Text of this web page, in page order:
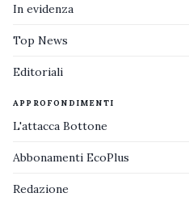
In evidenza
Top News
Editoriali
APPROFONDIMENTI
L'attacca Bottone
Abbonamenti EcoPlus
Redazione